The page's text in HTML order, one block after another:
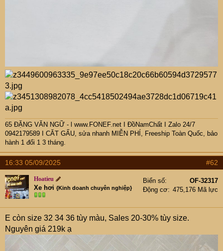
65 ĐẶNG VĂN NGỮ - l www.FONEF.net I ĐồNamChất I Zalo 24/7
0942179589 I CĂT GẤU, sửa nhanh MIỄN PHÍ, Freeship Toàn Quốc, bảo
hành 1 đổi 1 3 tháng.
16:33 05/09/2025 #62
Hoatieu
Xe hơi {Kinh doanh chuyên nghiệp}
Biển số
OF-32317
Động cơ
475,176 Mã lực
E còn size 32 34 36 tùy màu, Sales 20-30% tùy size.
Nguyên giá 219k ạ